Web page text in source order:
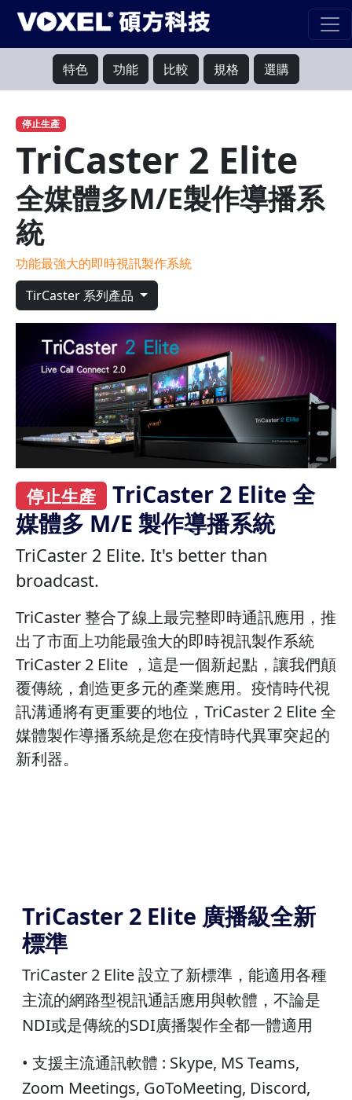
特色 功能 比較 規格 選購
停止生產
TriCaster 2 Elite
全媒體多M/E製作導播系
統
功能最強大的即時視訊製作系統
TirCaster 系列產品
停止生產
TriCaster 2 Elite 全
媒體多 M/E 製作導播系統
TriCaster 2 Elite. It's better than
broadcast.
TriCaster 整合了線上最完整即時通訊應用，推
出了市面上功能最強大的即時視訊製作系統
TriCaster 2 Elite ，這是一個新起點，讓我們顛
覆傳統，創造更多元的產業應用。疫情時代視
訊溝通將有更重要的地位，TriCaster 2 Elite 全
媒體製作導播系統是您在疫情時代異軍突起的
新利器。
TriCaster 2 Elite 廣播級全新
標準
TriCaster 2 Elite 設立了新標準，能適用各種
主流的網路型視訊通話應用與軟體，不論是
NDI或是傳統的SDI廣播製作全都一體適用
• 支援主流通訊軟體 : Skype, MS Teams,
Zoom Meetings, GoToMeeting, Discord,